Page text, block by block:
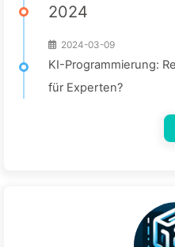
2024
2024-03-09
KI-Programmierung:
für Experten?